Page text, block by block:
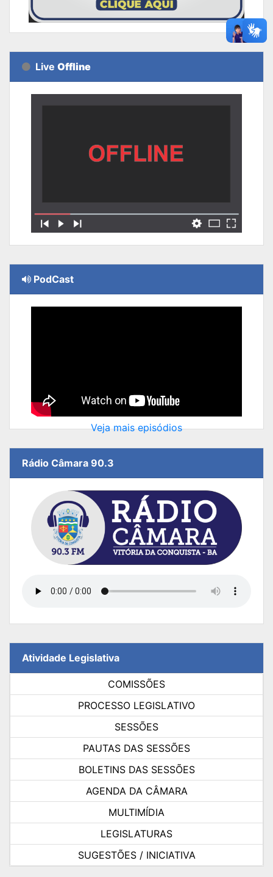
Live Offline
PodCast
Veja mais episódios
Rádio Câmara 90.3
Atividade Legislativa
COMISSÕES
PROCESSO LEGISLATIVO
SESSÕES
PAUTAS DAS SESSÕES
BOLETINS DAS SESSÕES
AGENDA DA CÂMARA
MULTIMÍDIA
LEGISLATURAS
SUGESTÕES / INICIATIVA